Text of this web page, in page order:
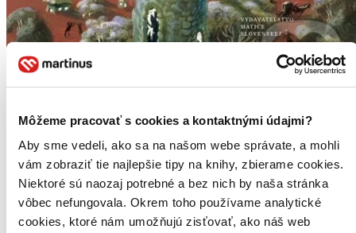
Môžeme pracovať s cookies a kontaktnými údajmi?
Aby sme vedeli, ako sa na našom webe správate, a mohli
vám zobraziť tie najlepšie tipy na knihy, zbierame cookies.
Niektoré sú naozaj potrebné a bez nich by naša stránka
vôbec nefungovala. Okrem toho používame analytické
cookies, ktoré nám umožňujú zisťovať, ako náš web
Najkrajšie turčianske povesti
Jozef Tatár
Najkrajšie turčianske povesti Jozefa Tatára predstavujú čitateľsky
príťažlivý a kompaktný celok, ktorého súčasťou sú okrem povestí aj
odkazy na pramene a informátorov, slovník, ako aj poznámky k
histórii sídel či ich chotárov...